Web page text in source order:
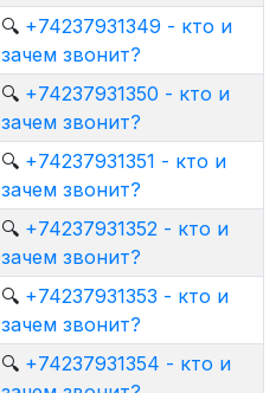
🔍 +74237931349 - кто и
зачем звонит?
🔍 +74237931350 - кто и
зачем звонит?
🔍 +74237931351 - кто и
зачем звонит?
🔍 +74237931352 - кто и
зачем звонит?
🔍 +74237931353 - кто и
зачем звонит?
🔍 +74237931354 - кто и